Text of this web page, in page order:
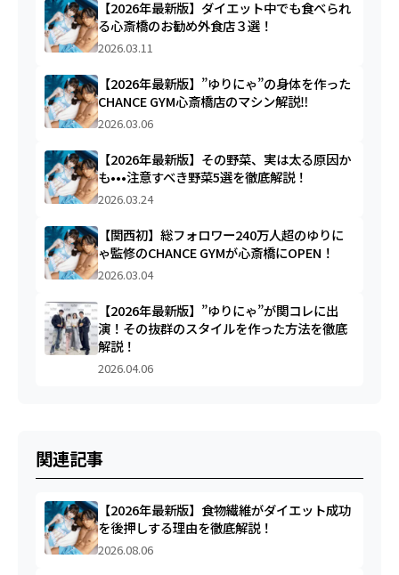
【2026年最新版】ダイエット中でも食べられ
る心斎橋のお勧め外食店３選！
2026.03.11
【2026年最新版】”ゆりにゃ”の身体を作った
CHANCE GYM心斎橋店のマシン解説‼︎
2026.03.06
【2026年最新版】その野菜、実は太る原因か
も•••注意すべき野菜5選を徹底解説！
2026.03.24
【関西初】総フォロワー240万人超のゆりに
ゃ監修のCHANCE GYMが心斎橋にOPEN！
2026.03.04
【2026年最新版】”ゆりにゃ”が関コレに出
演！その抜群のスタイルを作った方法を徹底
解説！
2026.04.06
関連記事
【2026年最新版】食物繊維がダイエット成功
を後押しする理由を徹底解説！
2026.08.06